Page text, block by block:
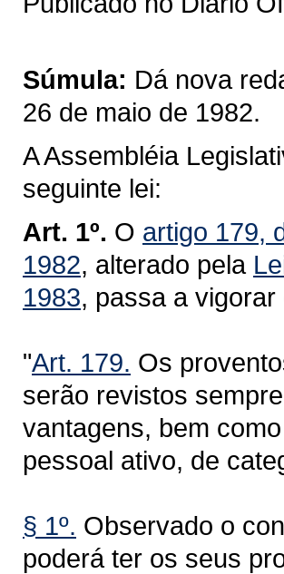
Súmula: Dá nova
26 de maio de 1982.
A Assembléia
seguinte lei:
Art. 1º. O artigo 179,
1982, alterado pela
1983, passa a
"Art. 179. Os
serão revistos
vantagens, bem
pessoal ativo, de
§ 1º. Observado o
poderá ter os seus